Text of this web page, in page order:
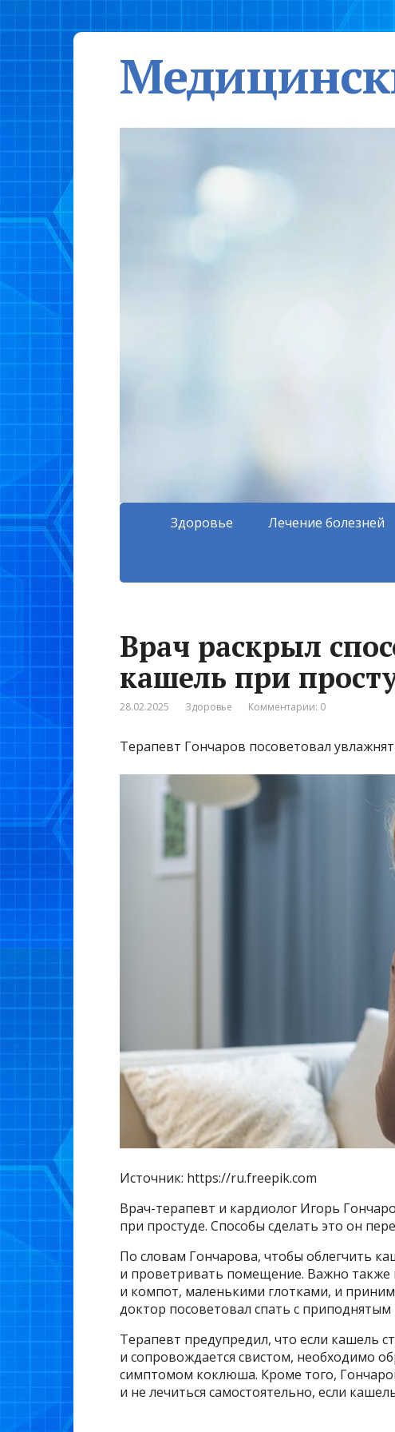
Здоровье Лечение болезней
Врач раскрыл
кашель при
28.02.2025 Здоровье Комментарии: 0
Терапевт Гончаров посоветовал
Источник: https://ru.freepik.com
Врач-терапевт и кардиолог Игорь
при простуде. Способы сделать это он
По словам Гончарова, чтобы облегчить
и проветривать помещение. Важно также
и компот, маленькими глотками, и
доктор посоветовал спать с
Терапевт предупредил, что если кашель
и сопровождается свистом, необходимо
симптомом коклюша. Кроме того,
и не лечиться самостоятельно, если